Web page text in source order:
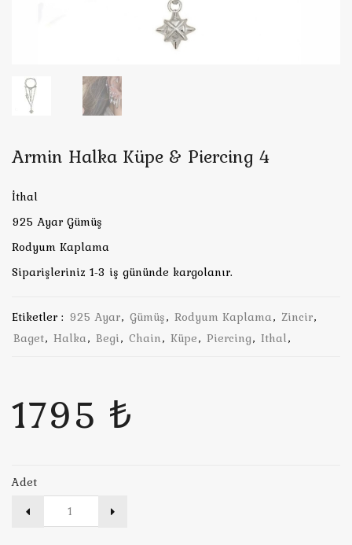
Armin Halka Küpe & Piercing 4
İthal
925 Ayar Gümüş
Rodyum Kaplama
Siparişleriniz 1-3 iş gününde kargolanır.
Etiketler : 925 Ayar, Gümüş, Rodyum Kaplama, Zincir,
Baget, Halka, Begi, Chain, Küpe, Piercing, Ithal,
1795 ₺
Adet